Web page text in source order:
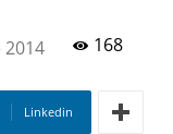
168
Linkedin